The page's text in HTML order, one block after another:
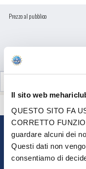
Il sito web
QUESTO SITO FA
CORRETTO
guardare alcuni dei
Questi dati non
consentiamo di
Prezzo al pubblico
le nostre